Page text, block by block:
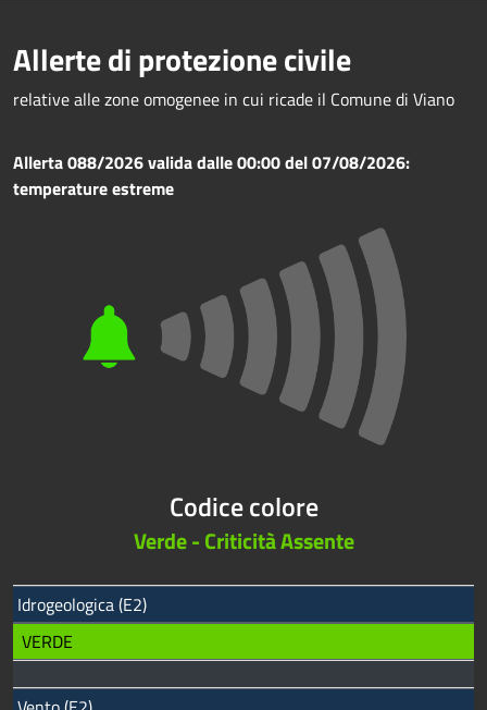
Allerte di protezione civile
relative alle zone omogenee in cui ricade il Comune di Viano
Allerta 088/2026 valida dalle 00:00 del 07/08/2026:
temperature estreme
Codice colore
Verde - Criticità Assente
Idrogeologica (E2)
VERDE